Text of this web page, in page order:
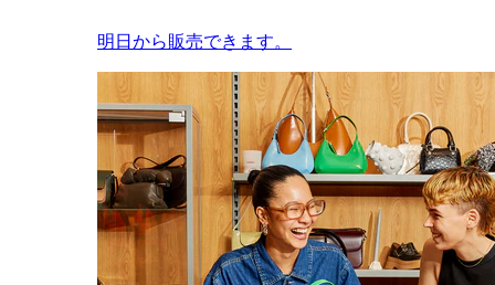
明日から販売できます。